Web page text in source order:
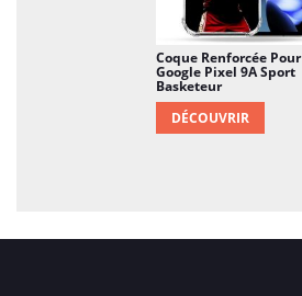
Coque Renforcée Pour
Google Pixel 9A Sport
Basketeur
DÉCOUVRIR